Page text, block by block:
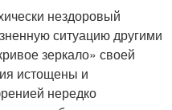
нездоровый
ситуацию другими
зеркало» своей
истощены и
нередко